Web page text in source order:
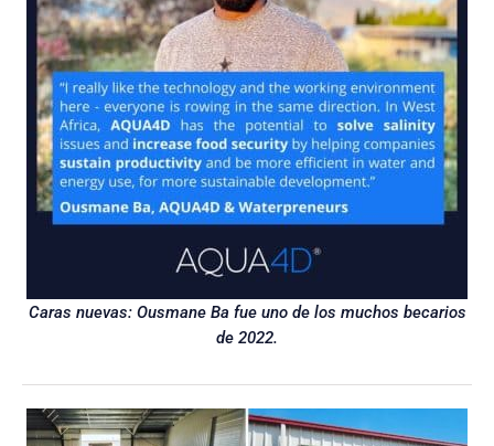
Caras nuevas: Ousmane Ba fue uno de los muchos becarios
de 2022.